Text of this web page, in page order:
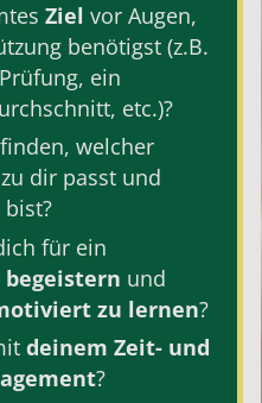
Ziel vor Augen,
benötigst (z.B.
ein
etc.)?
welcher
dir passt und
bist?
für ein
begeistern und
zu lernen?
deinemZeit- und
?